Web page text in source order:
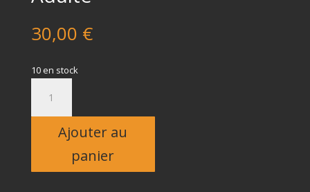
30,00 €
10 en stock
Adulte
Ajouter au
panier